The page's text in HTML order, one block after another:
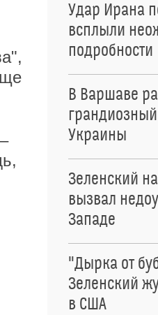
Удар Ирана
всплыли
подробности
В Варшаве
Украины
Зеленский
вызвал
Западе
"Дырка от
Зеленский
в США